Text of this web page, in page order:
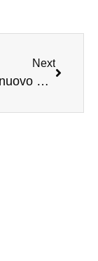
Next
È uscito il nuovo numero del settimanale di The Post Internazionale. Da oggi potete acquistare la copia digitale